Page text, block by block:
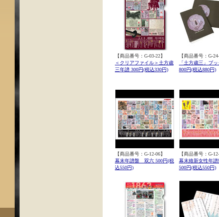
【商品番号：G-03-22】
＜クリアファイル＞土方歳
三年譜 300円(税込330円)
【商品番号：G-
「土方歳三」ブ
800円(税込880円)
【商品番号：G-12-06】
幕末年譜盤 双六 500円(税
込550円)
【商品番号：G-
幕末維新女性年
500円(税込550円)